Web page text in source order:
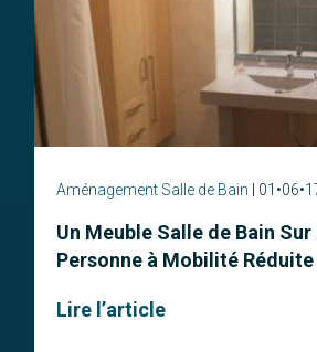
Aménagement Salle de Bain
Un Meuble Salle de Bain
Personne à Mobilité Réduite
Lire l’article